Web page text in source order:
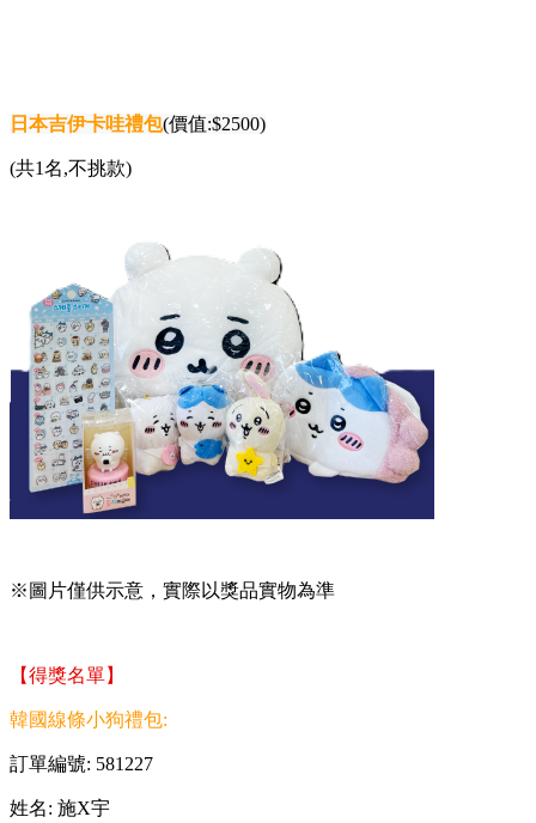
日本吉伊卡哇禮包(價值:$2500)
(共1名,不挑款)
※圖片僅供示意，實際以獎品實物為準
【得獎名單】
韓國線條小狗禮包:
訂單編號: 581227
姓名: 施X宇